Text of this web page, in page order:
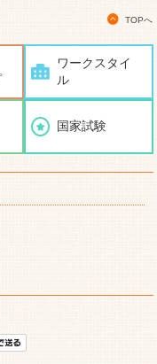
TOPへ
ワークスタイ
ル
国家試験